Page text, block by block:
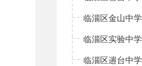
临淄区金山中学
临淄区实验中学
临淄区遄台中学